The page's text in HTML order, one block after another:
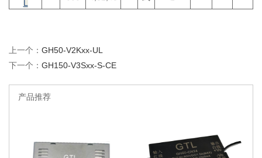
L
上一个： GH50-V2Kxx-UL
下一个： GH150-V3Sxx-S-CE
产品推荐